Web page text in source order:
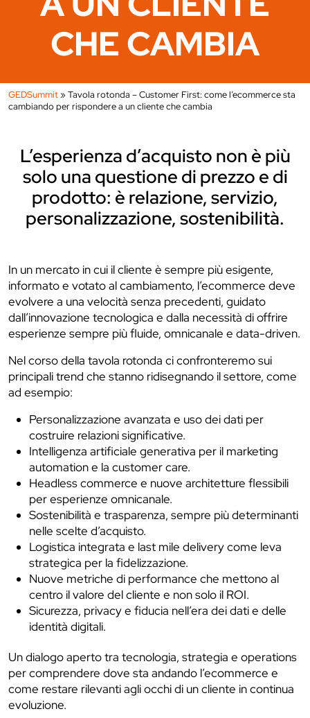
CHE CAMBIA
GEDSummit»Tavola rotonda – Customer First: come l’ecommerce sta
cambiando per rispondere a un cliente che cambia
L’esperienza d’acquisto non è più
solo una questione di prezzo e di
prodotto: è relazione, servizio,
personalizzazione, sostenibilità.
In un mercato in cui il cliente è sempre più esigente,
informato e votato al cambiamento, l’ecommerce deve
evolvere a una velocità senza precedenti, guidato
dall’innovazione tecnologica e dalla necessità di offrire
esperienze sempre più fluide, omnicanale e data-driven.
Nel corso della tavola rotonda ci confronteremo sui
principali trend che stanno ridisegnando il settore, come
ad esempio:
Personalizzazione avanzata e uso dei dati per
costruire relazioni significative.
Intelligenza artificiale generativa per il marketing
automation e la customer care.
Headless commerce e nuove architetture flessibili
per esperienze omnicanale.
Sostenibilità e trasparenza, sempre più determinanti
nelle scelte d’acquisto.
Logistica integrata e last mile delivery come leva
strategica per la fidelizzazione.
Nuove metriche di performance che mettono al
centro il valore del cliente e non solo il ROI.
Sicurezza, privacy e fiducia nell’era dei dati e delle
identità digitali.
Un dialogo aperto tra tecnologia, strategia e operations
per comprendere dove sta andando l’ecommerce e
come restare rilevanti agli occhi di un cliente in continua
evoluzione.